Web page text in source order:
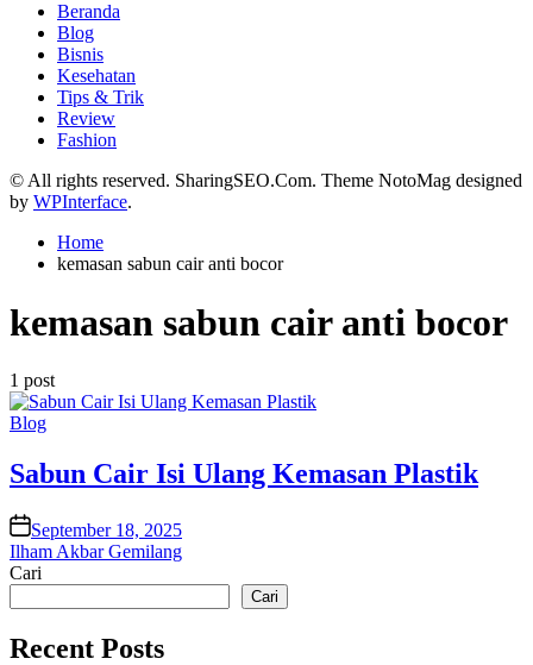
Beranda
Blog
Bisnis
Kesehatan
Tips & Trik
Review
Fashion
© All rights reserved. SharingSEO.Com. Theme NotoMag designed
by WPInterface.
Home
kemasan sabun cair anti bocor
kemasan sabun cair anti bocor
1 post
Posted
Blog
Sabun Cair Isi Ulang Kemasan Plastik
on September 18, 2025
Ilham Akbar Gemilang
Cari
Cari
Recent Posts